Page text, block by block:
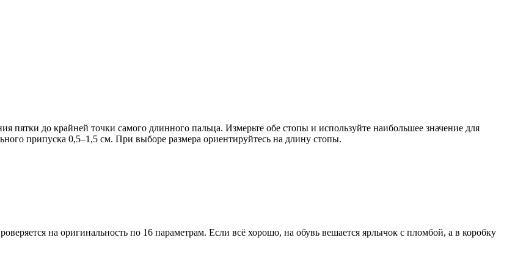
пятки до крайней точки самого длинного пальца. Измерьте обе стопы и используйте наибольшее значение для
припуска 0,5–1,5 см. При выборе размера ориентируйтесь на длину стопы.
на оригинальность по 16 параметрам. Если всё хорошо, на обувь вешается ярлычок с пломбой, а в коробку